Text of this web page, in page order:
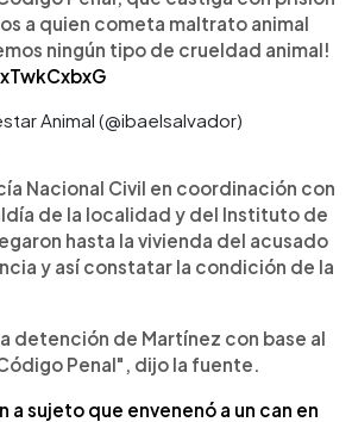
a quien cometa maltrato animal
ningún tipo de crueldad animal!
Animal (@ibaelsalvador)
Nacional Civil en coordinación con
de la localidad y del Instituto de
hasta la vivienda del acusado
y así constatar la condición de la
detención de Martínez con base al
Penal", dijo la fuente.
a sujeto que envenenó a un can en